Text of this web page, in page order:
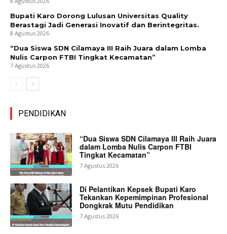
Bupati Karo Dorong Lulusan Universitas Quality
Berastagi Jadi Generasi Inovatif dan Berintegritas.
8 Agustus 2026
“Dua Siswa SDN Cilamaya III Raih Juara dalam Lomba
Nulis Carpon FTBI Tingkat Kecamatan”
7 Agustus 2026
PENDIDIKAN
“Dua Siswa SDN Cilamaya III Raih Juara
dalam Lomba Nulis Carpon FTBI
Tingkat Kecamatan”
7 Agustus 2026
Di Pelantikan Kepsek Bupati Karo
Tekankan Kepemimpinan Profesional
Dongkrak Mutu Pendidikan
7 Agustus 2026